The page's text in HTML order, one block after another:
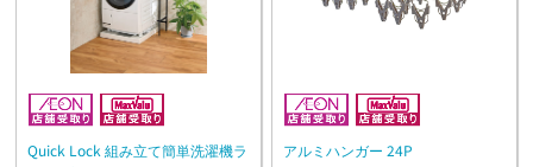
Quick Lock 組み立て簡単洗濯機ラ
アルミハンガー 24P